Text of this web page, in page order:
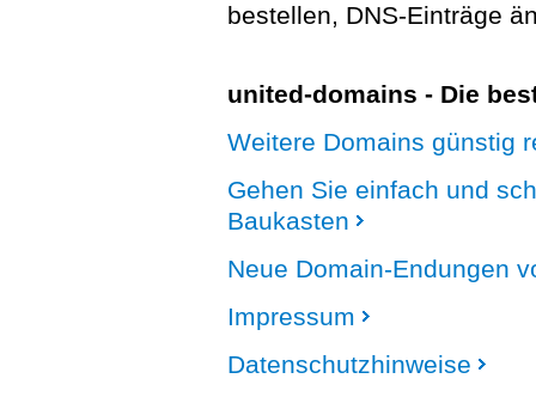
bestellen, DNS-Einträge
united-domains - Die
Weitere Domains günstig
Gehen Sie einfach und
Baukasten
Neue Domain-Endungen
Impressum
Datenschutzhinweise